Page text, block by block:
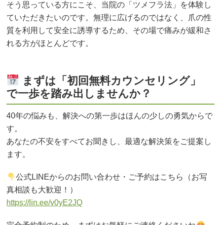
そう思っている方にこそ、当院の「ツメフラ法」を体験し
ていただきたいのです。無理に広げるのではなく、爪の性
質を利用して安全に誘導するため、その場で痛みが緩和さ
れる方がほとんどです。
まずは「初回無料カウンセリング」
で一歩を踏み出しませんか？
40年の悩みも、解決への第一歩はほんの少しの勇気からで
す。
あなたの不安をすべてお聞きし、最適な解決策をご提案し
ます。
公式LINEからのお問い合わせ・ご予約はこちら（お写
真相談も大歓迎！）
https://lin.ee/v0yE2JQ